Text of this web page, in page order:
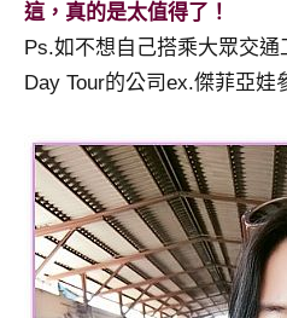
這，真的是太值得了！
Ps.如不想自己搭乘大眾交
Day Tour的公司ex.傑菲亞娃